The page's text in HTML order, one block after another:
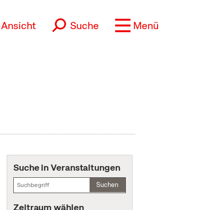
Ansicht Suche Menü
Suche in Veranstaltungen
Suchen
Zeitraum wählen